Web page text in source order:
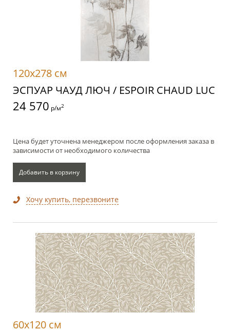
120x278 см
ЭСПУАР ЧАУД ЛЮЧ / ESPOIR CHAUD LUC
24 570 р/м2
Цена будет уточнена менеджером после оформления заказа в
зависимости от необходимого количества
Добавить в корзину
Хочу купить, перезвоните
60x120 см